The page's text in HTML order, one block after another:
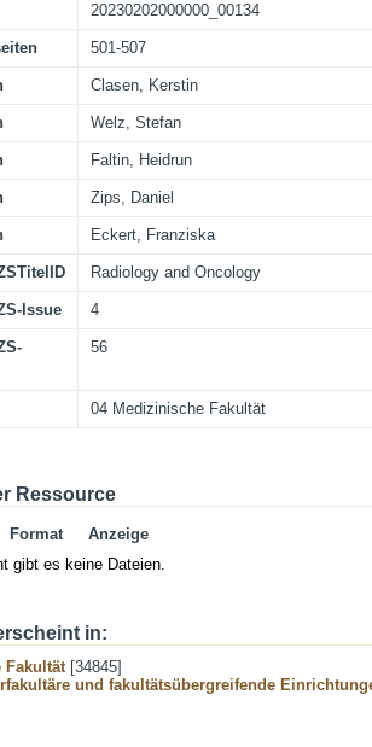
20230202000000_00134
501-507
Clasen, Kerstin
Welz, Stefan
Faltin, Heidrun
Zips, Daniel
Eckert, Franziska
Radiology and Oncology
Issue 4
56
04 Medizinische Fakultät
Ressource
Format
Anzeige
gibt es keine Dateien.
in:
Fakultät[34845]
und fakultätsübergreifende